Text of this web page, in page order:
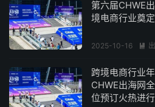
第六届CHWE
境电商行业奠
2025-10-16 
跨境电商行业
CHWE出海网
位预订火热进行